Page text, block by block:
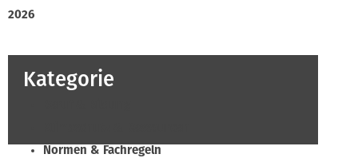
2026
Kategorie
Normen & Fachregeln